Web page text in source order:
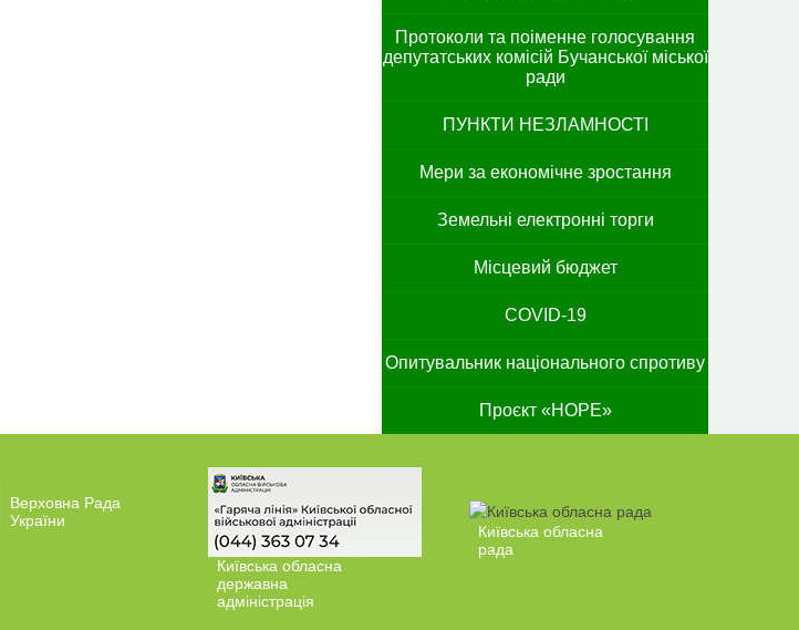
Протоколи та поіменне голосування
депутатських комісій Бучанської міської
ради
ПУНКТИ НЕЗЛАМНОСТІ
Мери за економічне зростання
Земельні електронні торги
Місцевий бюджет
COVID-19
Опитувальник національного спротиву
Проєкт «HOPE»
Верховна Рада
України
Київська обласна
державна
адміністрація
Київська обласна
рада